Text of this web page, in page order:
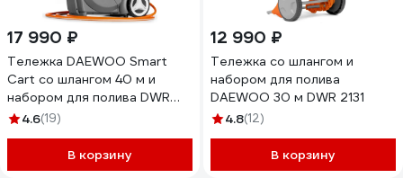
17 990 ₽
Тележка DAEWOO Smart
Cart со шлангом 40 м и
набором для полива DWR
4040
4.6(19)
В корзину
12 990 ₽
Тележка со шлангом и
набором для полива
DAEWOO 30 м DWR 2131
4.8(12)
В корзину